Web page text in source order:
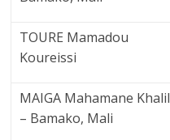
TOURE Mamadou
Koureissi
MAIGA Mahamane Khalil
– Bamako, Mali